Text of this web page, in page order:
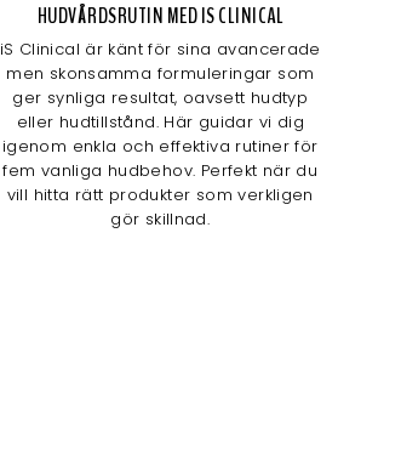
HUDVÅRDSRUTIN MED IS CLINICAL
iS Clinical är känt för sina avancerade
men skonsamma formuleringar som
ger synliga resultat, oavsett hudtyp
eller hudtillstånd. Här guidar vi dig
igenom enkla och effektiva rutiner för
fem vanliga hudbehov. Perfekt när du
vill hitta rätt produkter som verkligen
gör skillnad.